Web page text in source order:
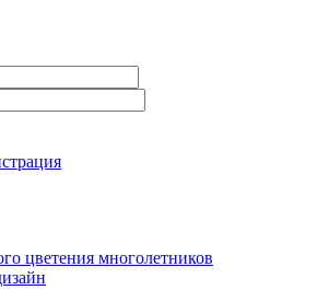
цветения многолетников